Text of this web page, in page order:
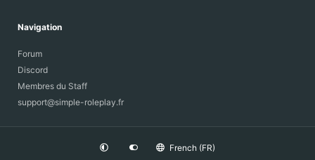
Navigation
Forum
Discord
Membres du Staff
support@simple-roleplay.fr
French (FR)